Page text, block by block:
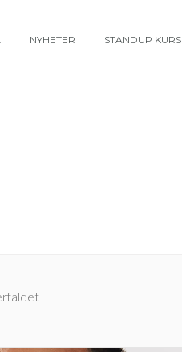
NYHETER STANDUP KURS